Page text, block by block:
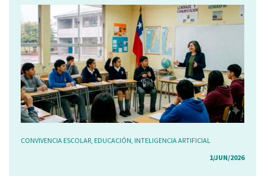
CONVIVENCIA ESCOLAR EDUCACIÓN INTELIGENCIA ARTIFICIAL
1/JUN/2026